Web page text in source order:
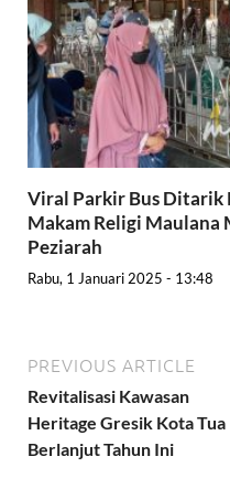
Viral Parkir Bus Ditarik
Makam Religi Maulana
Peziarah
Rabu, 1 Januari 2025 - 13:48
PREVIOUS ARTICLE
Revitalisasi Kawasan
Heritage Gresik Kota Tua
Berlanjut Tahun Ini